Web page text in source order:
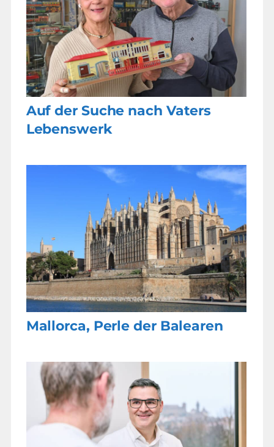
Auf der Suche nach Vaters
Lebenswerk
Mallorca, Perle der Balearen